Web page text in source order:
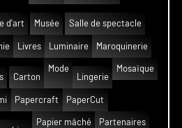
d'art
Musée Salle de spectacle
Livres Luminaire Maroquinerie
Carton
Mode
Lingerie
Mosaïque
Papercraft PaperCut
Papier mâché Partenaires